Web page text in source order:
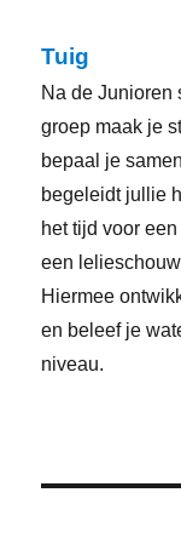
Tuig
Na de Junioren
groep maak je
bepaal je
begeleidt jullie
het tijd voor
een
Hiermee
en beleef je
niveau.